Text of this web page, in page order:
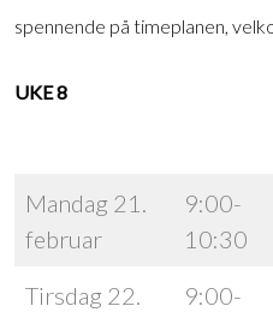
spennende på timeplanen,
UKE 8
Mandag 21.
februar
9:00-
10:30
Tirsdag 22.
9:00-